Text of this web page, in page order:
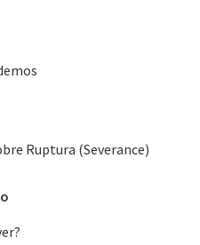
Ruptura (Severance)